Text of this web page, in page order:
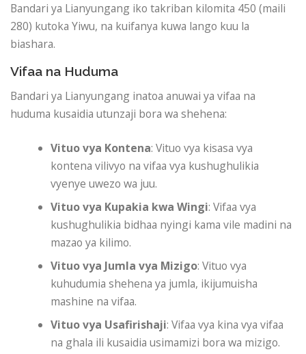
Bandari ya Lianyungang iko takriban kilomita 450 (maili
280) kutoka Yiwu, na kuifanya kuwa lango kuu la
biashara.
Vifaa na Huduma
Bandari ya Lianyungang inatoa anuwai ya vifaa na
huduma kusaidia utunzaji bora wa shehena:
Vituo vya Kontena: Vituo vya kisasa vya
kontena vilivyo na vifaa vya kushughulikia
vyenye uwezo wa juu.
Vituo vya Kupakia kwa Wingi: Vifaa vya
kushughulikia bidhaa nyingi kama vile madini na
mazao ya kilimo.
Vituo vya Jumla vya Mizigo: Vituo vya
kuhudumia shehena ya jumla, ikijumuisha
mashine na vifaa.
Vituo vya Usafirishaji: Vifaa vya kina vya vifaa
na ghala ili kusaidia usimamizi bora wa mizigo.